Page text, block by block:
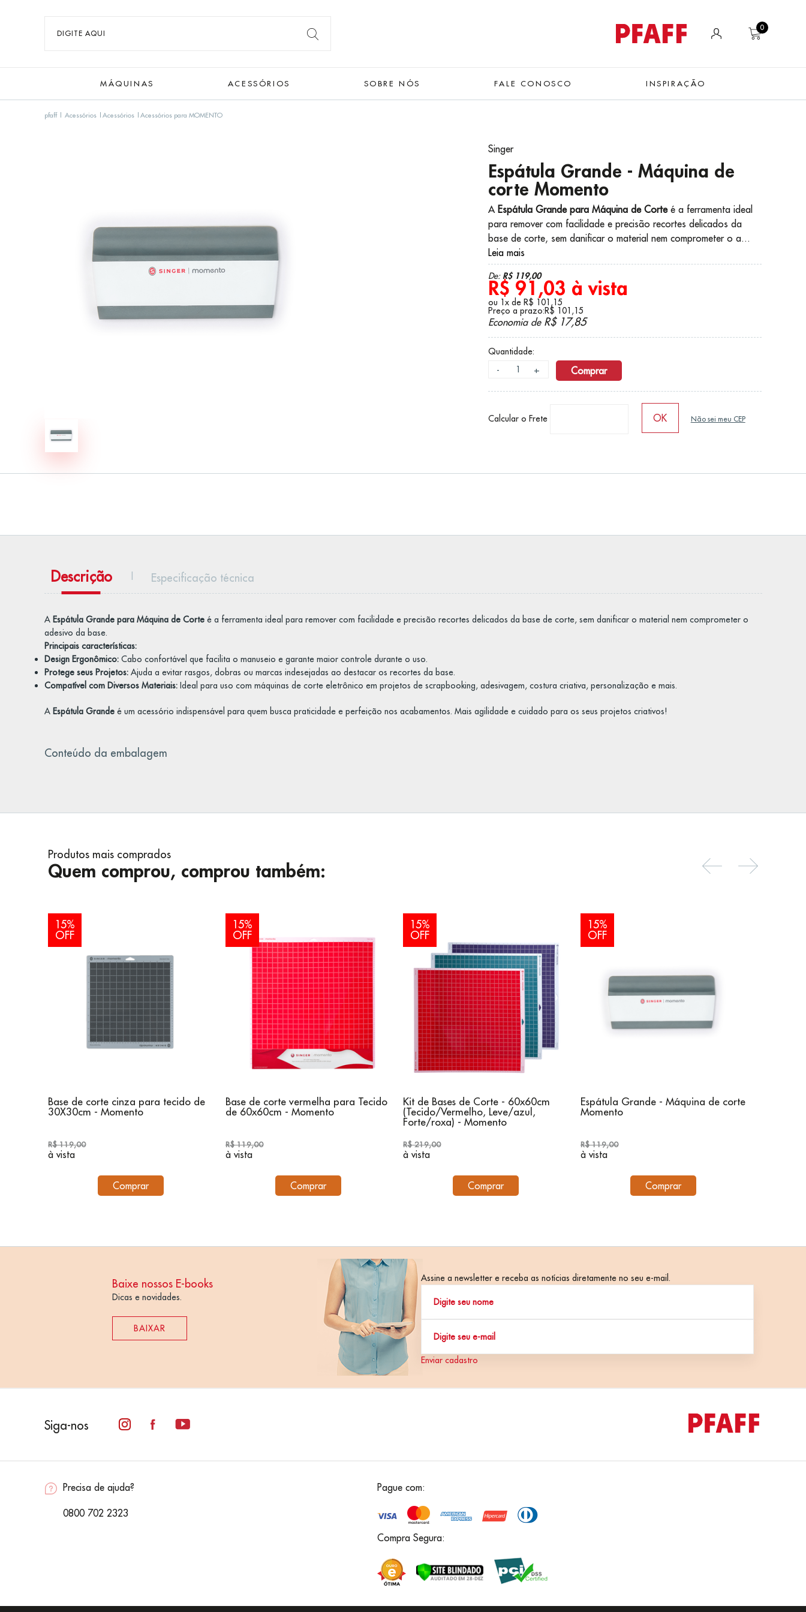
0
MÁQUINAS ACESSÓRIOS SOBRE NÓS FALE CONOSCO INSPIRAÇÃO
pfaff Acessórios Acessórios Acessórios para MOMENTO
Singer
Espátula Grande - Máquina de
corte Momento
A Espátula Grande para Máquina de Corteé a ferramenta ideal
para remover com facilidade e precisão recortes delicados da
base de corte, sem danificar o material nem comprometer o a...
Leia mais
De:R$ 119,00
R$ 91,03 à vista
ou 1x de R$ 101,15
Preço a prazo:R$ 101,15
Economia de R$ 17,85
Quantidade:
+
- Comprar
Calcular o Frete Não sei meu CEP
Descrição Especificação técnica
A Espátula Grande para Máquina de Corteé a ferramenta ideal para remover com facilidade e precisão recortes delicados da base de corte, sem danificar o material nem comprometer o
adesivo da base.
Principais características:
Design Ergonômico:Cabo confortável que facilita o manuseio e garante maior controle durante o uso.
Protege seus Projetos:Ajuda a evitar rasgos, dobras ou marcas indesejadas ao destacar os recortes da base.
Compatível com Diversos Materiais:Ideal para uso com máquinas de corte eletrônico em projetos de scrapbooking, adesivagem, costura criativa, personalização e mais.
A Espátula Grandeé um acessório indispensável para quem busca praticidade e perfeição nos acabamentos. Mais agilidade e cuidado para os seus projetos criativos!
Conteúdo da embalagem
Produtos mais comprados
Quem comprou, comprou também:
15%
OFF
Base de corte cinza para tecido de
30X30cm - Momento
R$ 119,00
à vista
Comprar
15%
OFF
Base de corte vermelha para Tecido
de 60x60cm - Momento
R$ 119,00
à vista
Comprar
15%
OFF
Kit de Bases de Corte - 60x60cm
(Tecido/Vermelho, Leve/azul,
Forte/roxa) - Momento
R$ 219,00
à vista
Comprar
15%
OFF
Espátula Grande - Máquina de corte
Momento
R$ 119,00
à vista
Comprar
Baixe nossos E-books
Dicas e novidades.
BAIXAR
Assine a newsletter e receba as notícias diretamente no seu e-mail.
Enviar cadastro
Siga-nos
Precisa de ajuda?
0800 702 2323
Pague com:
Compra Segura: